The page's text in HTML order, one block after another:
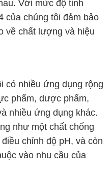
Với mức độ tinh
của chúng tôi đảm bảo
về chất lượng và hiệu
có nhiều ứng dụng rộng
phẩm, dược phẩm,
nhiều ứng dụng khác.
như một chất chống
chỉnh độ pH, và còn
vào nhu cầu của